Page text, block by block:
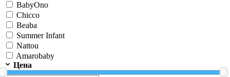
BabyOno
Chicco
Beaba
Summer Infant
Nattou
Amarobaby
Цена